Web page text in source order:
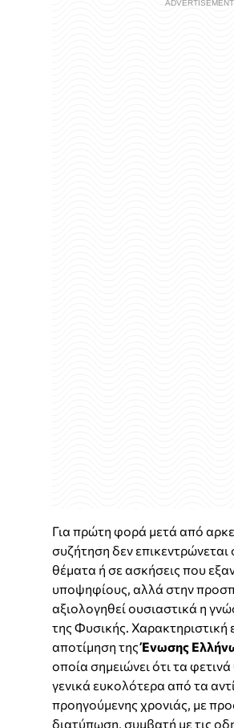
Για πρώτη φορά μετά από
συζήτηση δεν επικεντρώνεται
θέματα ή σε ασκήσεις που
υποψηφίους, αλλά στην
αξιολογηθεί ουσιαστικά η
της Φυσικής. Χαρακτηριστική
αποτίμηση τηςΈνωσης
οποία σημειώνει ότι τα
γενικά ευκολότερα από τα
προηγούμενης χρονιάς, με
διατύπωση, συμβατή με τις